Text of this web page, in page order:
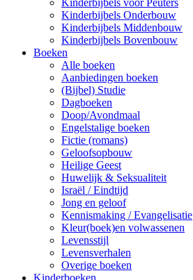
Kinderbijbels voor Peuters
Kinderbijbels Onderbouw
Kinderbijbels Middenbouw
Kinderbijbels Bovenbouw
Boeken
Alle boeken
Aanbiedingen boeken
(Bijbel) Studie
Dagboeken
Doop/Avondmaal
Engelstalige boeken
Fictie (romans)
Geloofsopbouw
Heilige Geest
Huwelijk & Seksualiteit
Israël / Eindtijd
Jong en geloof
Kennismaking / Evangelisatie
Kleur(boek)en volwassenen
Levensstijl
Levensverhalen
Overige boeken
Kinderboeken